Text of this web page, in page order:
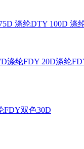
涤纶DTY 100D 涤
涤纶FDY 20D涤纶
FDY双色30D